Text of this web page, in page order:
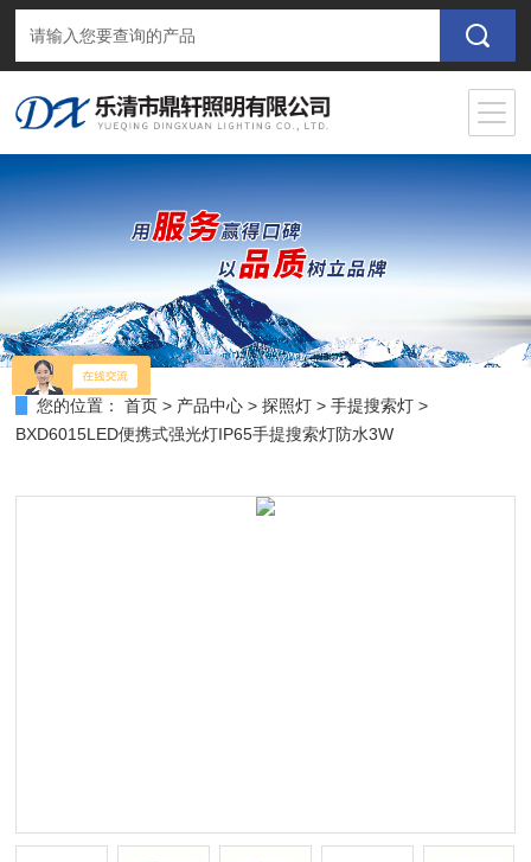
您的位置： 首页 > 产品中心 >探照灯 >手提搜索灯 >
BXD6015LED便携式强光灯IP65手提搜索灯防水3W